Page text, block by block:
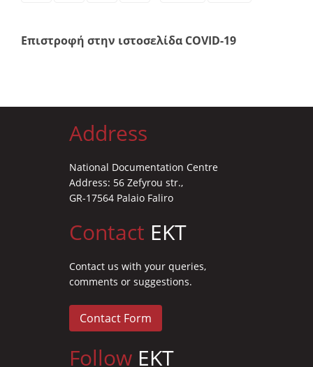
Επιστροφή στην ιστοσελίδα COVID-19
Address
National Documentation Centre
Address: 56 Zefyrou str.,
GR-17564 Palaio Faliro
Contact EKT
Contact us with your queries,
comments or suggestions.
Contact Form
Follow EKT